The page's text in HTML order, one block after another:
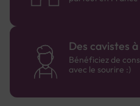
Des cavistes
Bénéficiez de
avec le sourire :)